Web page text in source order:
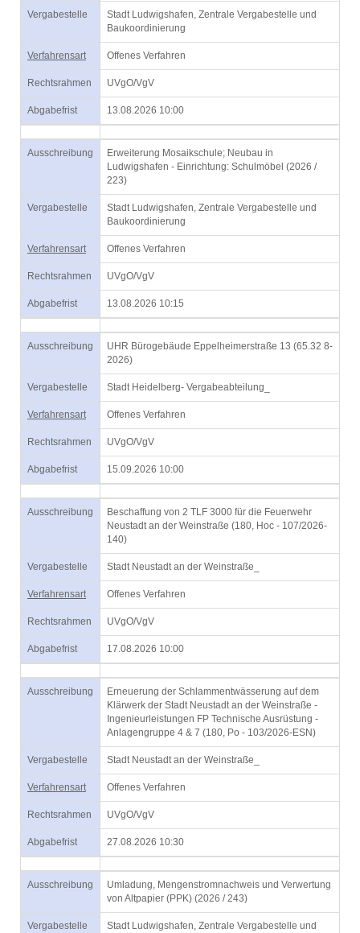
Vergabestelle
Stadt Ludwigshafen, Zentrale Vergabestelle und
Baukoordinierung
Verfahrensart Offenes Verfahren
Rechtsrahmen UVgO/VgV
Abgabefrist 13.08.2026 10:00
Ausschreibung
Erweiterung Mosaikschule; Neubau in
Ludwigshafen - Einrichtung: Schulmöbel (2026 /
223)
Vergabestelle
Stadt Ludwigshafen, Zentrale Vergabestelle und
Baukoordinierung
Verfahrensart Offenes Verfahren
Rechtsrahmen UVgO/VgV
Abgabefrist 13.08.2026 10:15
Ausschreibung
UHR Bürogebäude Eppelheimerstraße 13 (65.32 8-
2026)
Vergabestelle Stadt Heidelberg- Vergabeabteilung_
Verfahrensart Offenes Verfahren
Rechtsrahmen UVgO/VgV
Abgabefrist 15.09.2026 10:00
Ausschreibung
Beschaffung von 2 TLF 3000 für die Feuerwehr
Neustadt an der Weinstraße (180, Hoc - 107/2026-
140)
Vergabestelle Stadt Neustadt an der Weinstraße_
Verfahrensart Offenes Verfahren
Rechtsrahmen UVgO/VgV
Abgabefrist 17.08.2026 10:00
Ausschreibung
Erneuerung der Schlammentwässerung auf dem
Klärwerk der Stadt Neustadt an der Weinstraße -
Ingenieurleistungen FP Technische Ausrüstung -
Anlagengruppe 4 & 7 (180, Po - 103/2026-ESN)
Vergabestelle Stadt Neustadt an der Weinstraße_
Verfahrensart Offenes Verfahren
Rechtsrahmen UVgO/VgV
Abgabefrist 27.08.2026 10:30
Ausschreibung
Umladung, Mengenstromnachweis und Verwertung
von Altpapier (PPK) (2026 / 243)
Vergabestelle
Stadt Ludwigshafen, Zentrale Vergabestelle und